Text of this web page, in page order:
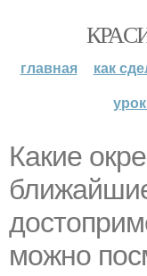
главная как
Какие
можно